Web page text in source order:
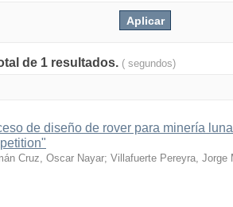
de 1 resultados. ( segundos)
de diseño de rover para minería
Cruz, Oscar Nayar; Villafuerte Pereyra, Jorge